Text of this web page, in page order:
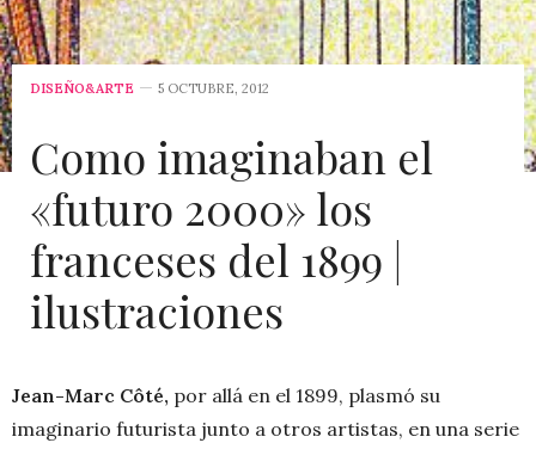
DISEÑO&ARTE 5 OCTUBRE, 2012
Como imaginaban el
«futuro 2000» los
franceses del 1899 |
ilustraciones
Jean-Marc Côté, por allá en el 1899, plasmó su
imaginario futurista junto a otros artistas, en una serie